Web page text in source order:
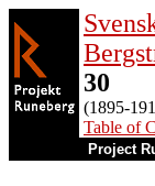
30
(1895-
Table of
Project